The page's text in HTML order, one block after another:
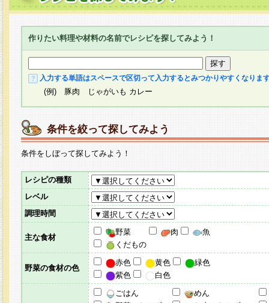
作りたい料理や材料の名前でレシピを探してみよう！
入力する単語はスペースで区切って入力するとみつかりやすくなりま
(例) 豚肉 じゃがいも カレー
条件を絞って探してみよう
条件をしぼって探してみよう！
レシピの種類
レベル
調理時間
主な食材
野菜 肉
魚
くだもの
野菜の食材の色
赤色 黄色
緑色
紫色
白色
ごはん
めん